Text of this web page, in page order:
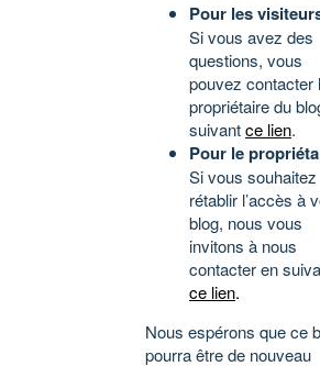
Pour les
Si vous avez des
questions, vous
pouvez contacter
propriétaire du
suivantce lien.
Pour le
Si vous souhaitez
rétablir l’accès à
blog, nous vous
invitons à nous
contacter en
ce lien.
Nous espérons que ce
pourra être de nouveau